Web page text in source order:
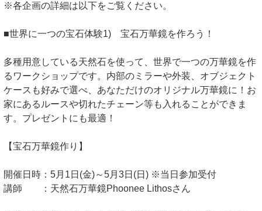
※各企画の詳細は以下をご覧ください。
■世界に一つの宝石体験1) 宝石万華鏡を作ろう！
多種用意している天然石を使って、世界で一つの万華鏡を作
るワークショップです。内部のミラーや外装、オブジェクト
ケースも好みで選べ、あなただけのオリジナル万華鏡に！お
家にあるルースや切れたチェーン等も入れることができま
す。プレゼントにも最適！
【宝石万華鏡作り】
開催日時：5月1日(金)～5月3日(日) ※当日参加受付
講師 ：天然石万華鏡Phoonee Lithosさん